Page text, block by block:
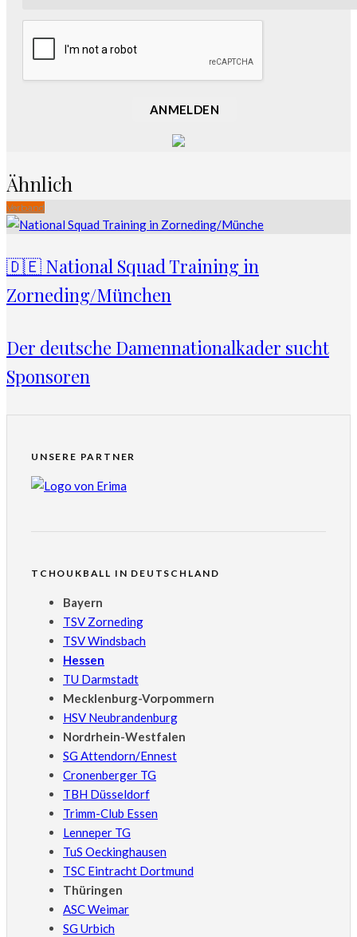
ANMELDEN
Ähnlich
Verband
🇩🇪 National Squad Training in
Zorneding/München
Der deutsche Damennationalkader sucht
Sponsoren
UNSERE PARTNER
TCHOUKBALL IN DEUTSCHLAND
Bayern
TSV Zorneding
TSV Windsbach
Hessen
TU Darmstadt
Mecklenburg-Vorpommern
HSV Neubrandenburg
Nordrhein-Westfalen
SG Attendorn/Ennest
Cronenberger TG
TBH Düsseldorf
Trimm-Club Essen
Lenneper TG
TuS Oeckinghausen
TSC Eintracht Dortmund
Thüringen
ASC Weimar
SG Urbich